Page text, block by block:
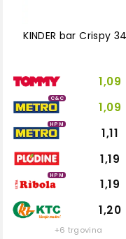
KINDER bar Crispy
1,09
C&C
1,09
HPM
1,11
1,19
HPM
1,19
1,20
+6 trgovina